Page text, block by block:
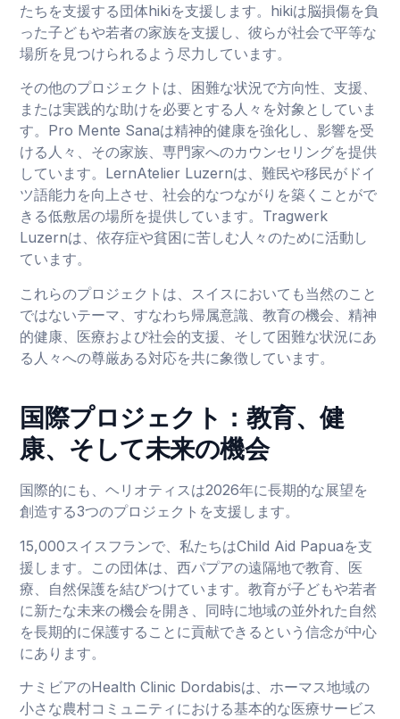
たちを支援する団体hikiを支援します。hikiは脳損傷を負
った子どもや若者の家族を支援し、彼らが社会で平等な
場所を見つけられるよう尽力しています。
その他のプロジェクトは、困難な状況で方向性、支援、
または実践的な助けを必要とする人々を対象としていま
す。Pro Mente Sanaは精神的健康を強化し、影響を受
ける人々、その家族、専門家へのカウンセリングを提供
しています。LernAtelier Luzernは、難民や移民がドイ
ツ語能力を向上させ、社会的なつながりを築くことがで
きる低敷居の場所を提供しています。Tragwerk
Luzernは、依存症や貧困に苦しむ人々のために活動し
ています。
これらのプロジェクトは、スイスにおいても当然のこと
ではないテーマ、すなわち帰属意識、教育の機会、精神
的健康、医療および社会的支援、そして困難な状況にあ
る人々への尊厳ある対応を共に象徴しています。
国際プロジェクト：教育、健
康、そして未来の機会
国際的にも、ヘリオティスは2026年に長期的な展望を
創造する3つのプロジェクトを支援します。
15,000スイスフランで、私たちはChild Aid Papuaを支
援します。この団体は、西パプアの遠隔地で教育、医
療、自然保護を結びつけています。教育が子どもや若者
に新たな未来の機会を開き、同時に地域の並外れた自然
を長期的に保護することに貢献できるという信念が中心
にあります。
ナミビアのHealth Clinic Dordabisは、ホーマス地域の
小さな農村コミュニティにおける基本的な医療サービス